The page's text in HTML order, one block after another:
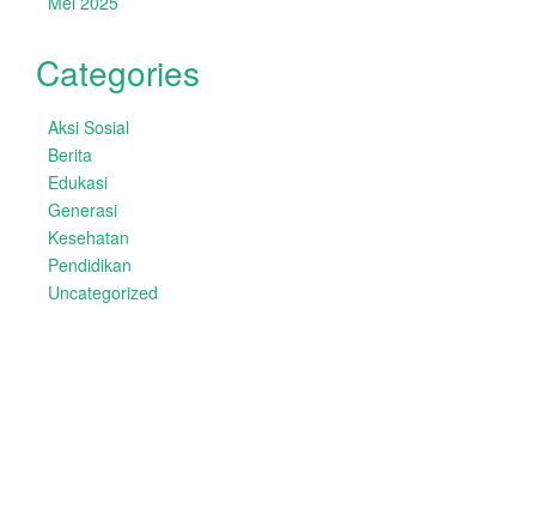
Categories
Aksi Sosial
Berita
Edukasi
Generasi
Kesehatan
Pendidikan
Uncategorized